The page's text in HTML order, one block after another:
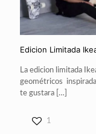
Edicion Limitada
La edicion limitada
geométricos
te gustara […]
1